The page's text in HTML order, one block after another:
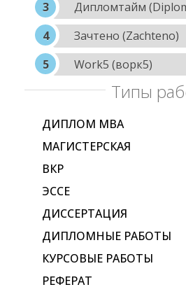
Дипломтайм
Зачтено (Zachteno)
Work5 (ворк5)
Типы
ДИПЛОМ МВА
МАГИСТЕРСКАЯ
ВКР
ЭССЕ
ДИССЕРТАЦИЯ
ДИПЛОМНЫЕ РАБОТЫ
КУРСОВЫЕ РАБОТЫ
РЕФЕРАТ